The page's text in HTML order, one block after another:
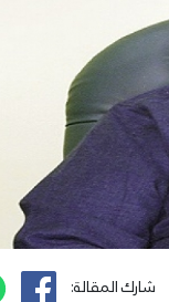
شارك المقالة: